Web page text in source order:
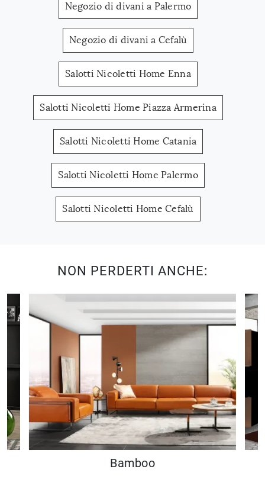
Negozio di divani a Palermo
Negozio di divani a Cefalù
Salotti Nicoletti Home Enna
Salotti Nicoletti Home Piazza Armerina
Salotti Nicoletti Home Catania
Salotti Nicoletti Home Palermo
Salotti Nicoletti Home Cefalù
NON PERDERTI ANCHE:
Bamboo